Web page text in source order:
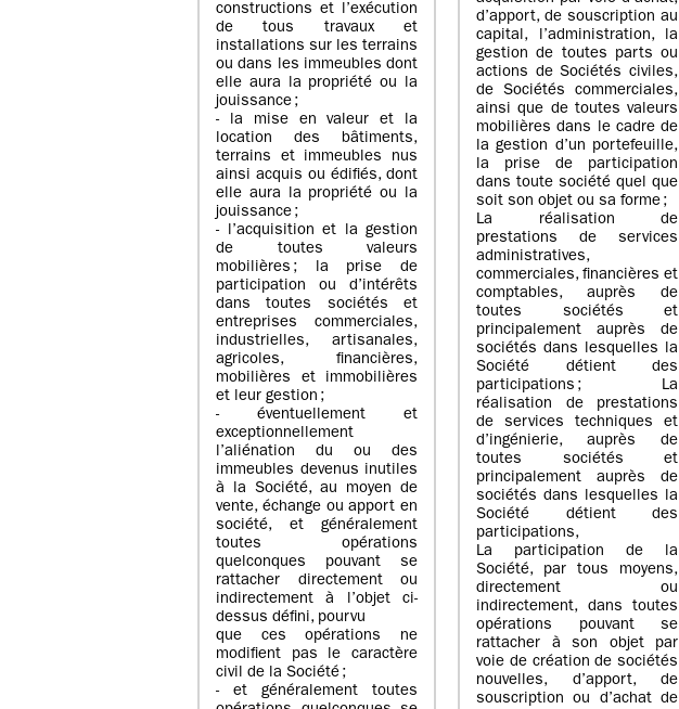
constructions et l’exécution
de tous travaux et
installations sur les terrains
ou dans les immeubles dont
elle aura la propriété ou la
jouissance ;
- la mise en valeur et la
location des bâtiments,
terrains et immeubles nus
ainsi acquis ou édifiés, dont
elle aura la propriété ou la
jouissance ;
- l’acquisition et la gestion
de toutes valeurs
mobilières ; la prise de
participation ou d’intérêts
dans toutes sociétés et
entreprises commerciales,
industrielles, artisanales,
agricoles, financières,
mobilières et immobilières
et leur gestion ;
- éventuellement et
exceptionnellement
l’aliénation du ou des
immeubles devenus inutiles
à la Société, au moyen de
vente, échange ou apport en
société, et généralement
toutes opérations
quelconques pouvant se
rattacher directement ou
indirectement à l’objet ci-
dessus défini, pourvu
que ces opérations ne
modifient pas le caractère
civil de la Société ;
- et généralement toutes
d’apport, de souscription au
capital, l’administration, la
gestion de toutes parts ou
actions de Sociétés civiles,
de Sociétés commerciales,
ainsi que de toutes valeurs
mobilières dans le cadre de
la gestion d’un portefeuille,
la prise de participation
dans toute société quel que
soit son objet ou sa forme ;
La réalisation de
prestations de services
administratives,
commerciales, financières et
comptables, auprès de
toutes sociétés et
principalement auprès de
sociétés dans lesquelles la
Société détient des
participations ; La
réalisation de prestations
de services techniques et
d’ingénierie, auprès de
toutes sociétés et
principalement auprès de
sociétés dans lesquelles la
Société détient des
participations,
La participation de la
Société, par tous moyens,
directement ou
indirectement, dans toutes
opérations pouvant se
rattacher à son objet par
voie de création de sociétés
nouvelles, d’apport, de
souscription ou d’achat de